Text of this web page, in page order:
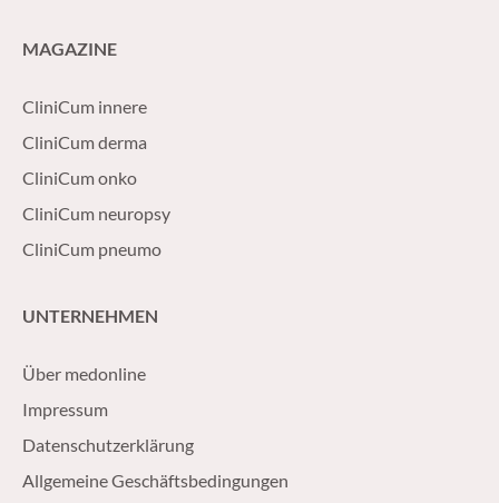
MAGAZINE
CliniCum innere
CliniCum derma
CliniCum onko
CliniCum neuropsy
CliniCum pneumo
UNTERNEHMEN
Über medonline
Impressum
Datenschutzerklärung
Allgemeine Geschäftsbedingungen